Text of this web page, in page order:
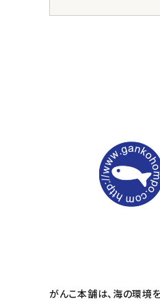
アルモニベルツ
person 会員登
がんこ本舗は、海の環境